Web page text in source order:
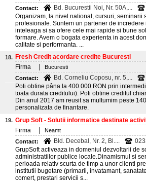
Contact:
Bd. Bucurestii Noi, Nr. 50A,...
Organizam, la nivel national, cursuri,
profesionale. Suntem un partener de
inteleaga si sa ofere cele mai rapide si bune
formare. Avem o bogata experienta in acest
calitate si performanta. ...
18. Fresh Credit acordare credite Bucuresti
Firma
Bucuresti
Contact:
Bd. Corneliu Coposu, nr. 5,...
Poti obtine pâna la 400.000 RON prin
toata durata creditului). Poti obtine creditul
Din anul 2017 am reusit sa multumim peste
personalizata de finantare.
19. Grup Soft - Solutii informatice destinate
Firma
Neamt
Contact:
Bld. Decebal, Nr. 2, Bl....
GrupSoft activeaza in domeniul dezvoltarii de
administratiilor publice locale.Dinamismul si
perioada relativ scurta de timp a unor clienti
institutii bugetare (primarii, invatamant,
comert, prestari servicii s...